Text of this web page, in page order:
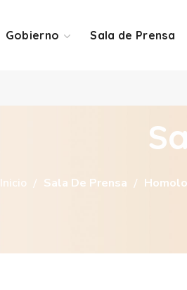
Gobierno Sala de Prensa
Inicio Sala De Prensa